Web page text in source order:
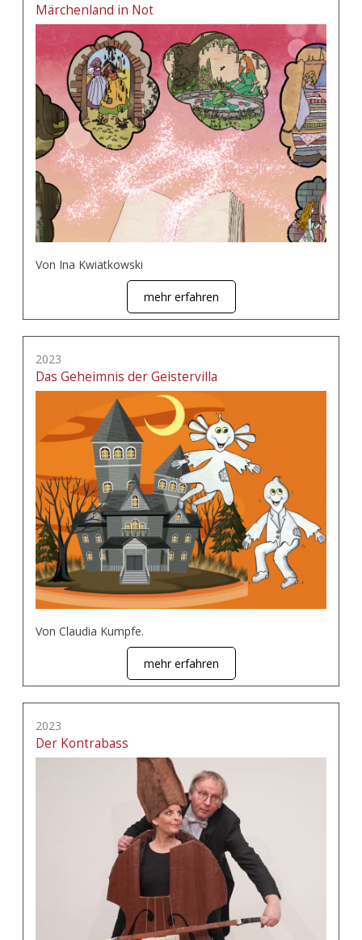
Märchenland in Not
Von Ina Kwiatkowski
mehr erfahren
2023
Das Geheimnis der Geistervilla
Von Claudia Kumpfe.
mehr erfahren
2023
Der Kontrabass